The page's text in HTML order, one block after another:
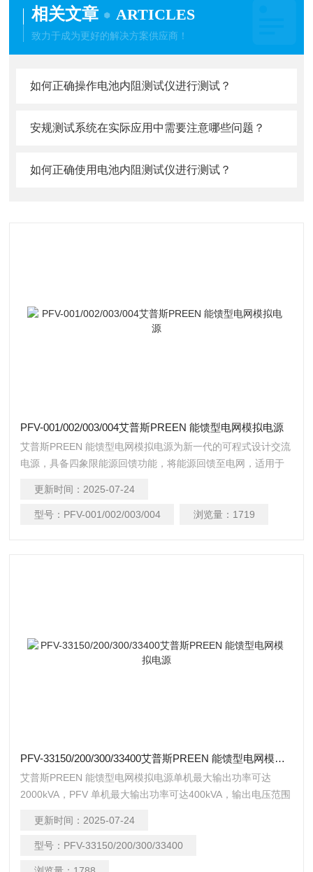
相关文章 ARTICLES
致力于成为更好的解决方案供应商！
如何正确操作电池内阻测试仪进行测试？
安规测试系统在实际应用中需要注意哪些问题？
如何正确使用电池内阻测试仪进行测试？
PFV-001/002/003/004艾普斯PREEN 能馈型电网模拟电源
艾普斯PREEN 能馈型电网模拟电源为新一代的可程式设计交流
电源，具备四象限能源回馈功能，将能源回馈至电网，适用于
需求应用。
更新时间： 2025-07-24
型号： PFV-001/002/003/004 浏览量： 1719
PFV-33150/200/300/33400艾普斯PREEN 能馈型电网模拟电源
艾普斯PREEN 能馈型电网模拟电源单机最大输出功率可达
2000kVA，PFV 单机最大输出功率可达400kVA，输出电压范围
续可调，通讯介面为RS-485 / RS-232 或选配GPIB、
Ethernet、USB，更有标配或选配的三相独立可调、相位角可
更新时间： 2025-07-24
型号： PFV-33150/200/300/33400